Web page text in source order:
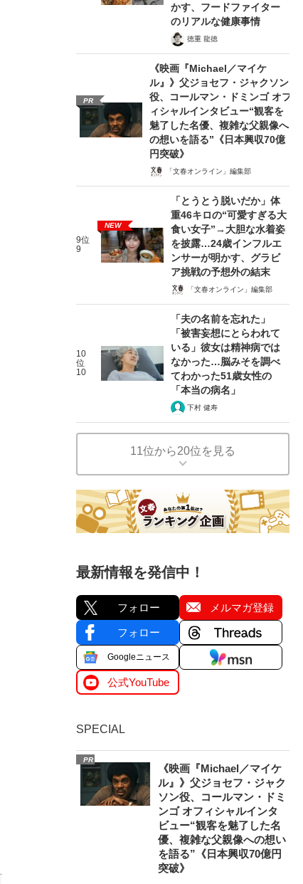
かす、フードファイター
のリアルな健康事情
徳重 龍徳
PR
《映画『Michael／マイケ
ル』》父ジョセフ・ジャクソン
役、コールマン・ドミンゴ オフ
ィシャルインタビュー“観客を
魅了した名優、複雑な父親像へ
の想いを語る”《日本興収70億
円突破》
「文春オンライン」編集部
9位
9
NEW
「とうとう脱いだか」体
重46キロの“可愛すぎる大
食い女子”→大胆な水着姿
を披露…24歳インフルエ
ンサーが明かす、グラビ
ア挑戦の予想外の結末
「文春オンライン」編集部
10
位
10
「夫の名前を忘れた」
「被害妄想にとらわれて
いる」彼女は精神病では
なかった…脳みそを調べ
てわかった51歳女性の
「本当の病名」
下村 健寿
11位から20位を見る
最新情報を発信中！
フォロー メルマガ登録
フォロー
Googleニュース
公式YouTube
SPECIAL
PR
《映画『Michael／マイケ
ル』》父ジョセフ・ジャク
ソン役、コールマン・ドミ
ンゴ オフィシャルインタ
ビュー“観客を魅了した名
優、複雑な父親像への想い
を語る”《日本興収70億円
突破》